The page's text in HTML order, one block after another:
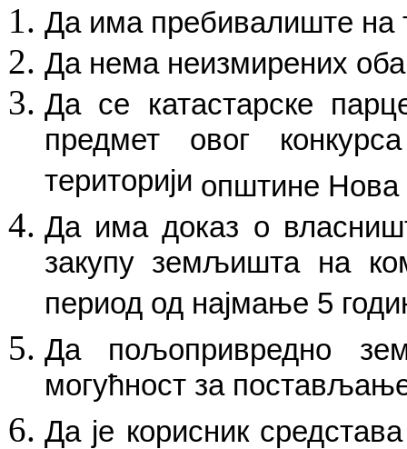
Да има пребивалиште на
Да нема неизмирених
Да се катастарске
предмет овог
територији општине
Да има доказ о
закупу земљишта на
период од најмање 5
Да пољопривредно
могућност за
Да је корисник